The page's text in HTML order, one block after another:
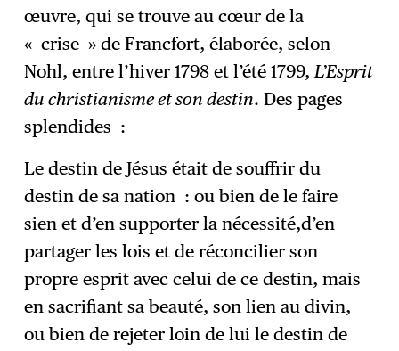
œuvre, qui se trouve au cœur de la
« crise » de Francfort, élaborée, selon
Nohl, entre l’hiver 1798 et l’été 1799, L’Esprit
du christianisme et son destin. Des pages
splendides :
Le destin de Jésus était de souffrir du
destin de sa nation : ou bien de le faire
sien et d’en supporter la nécessité,d’en
partager les lois et de réconcilier son
propre esprit avec celui de ce destin, mais
en sacrifiant sa beauté, son lien au divin,
ou bien de rejeter loin de lui le destin de